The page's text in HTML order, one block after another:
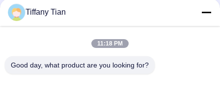
Categorie popolari
Soluzioni per display
Tiffany Tian
11:18 PM
Good day, what product are you looking for?